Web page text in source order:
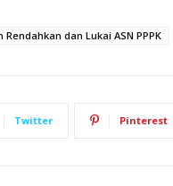
dan Lukai ASN PPPK
Twitter Pinterest